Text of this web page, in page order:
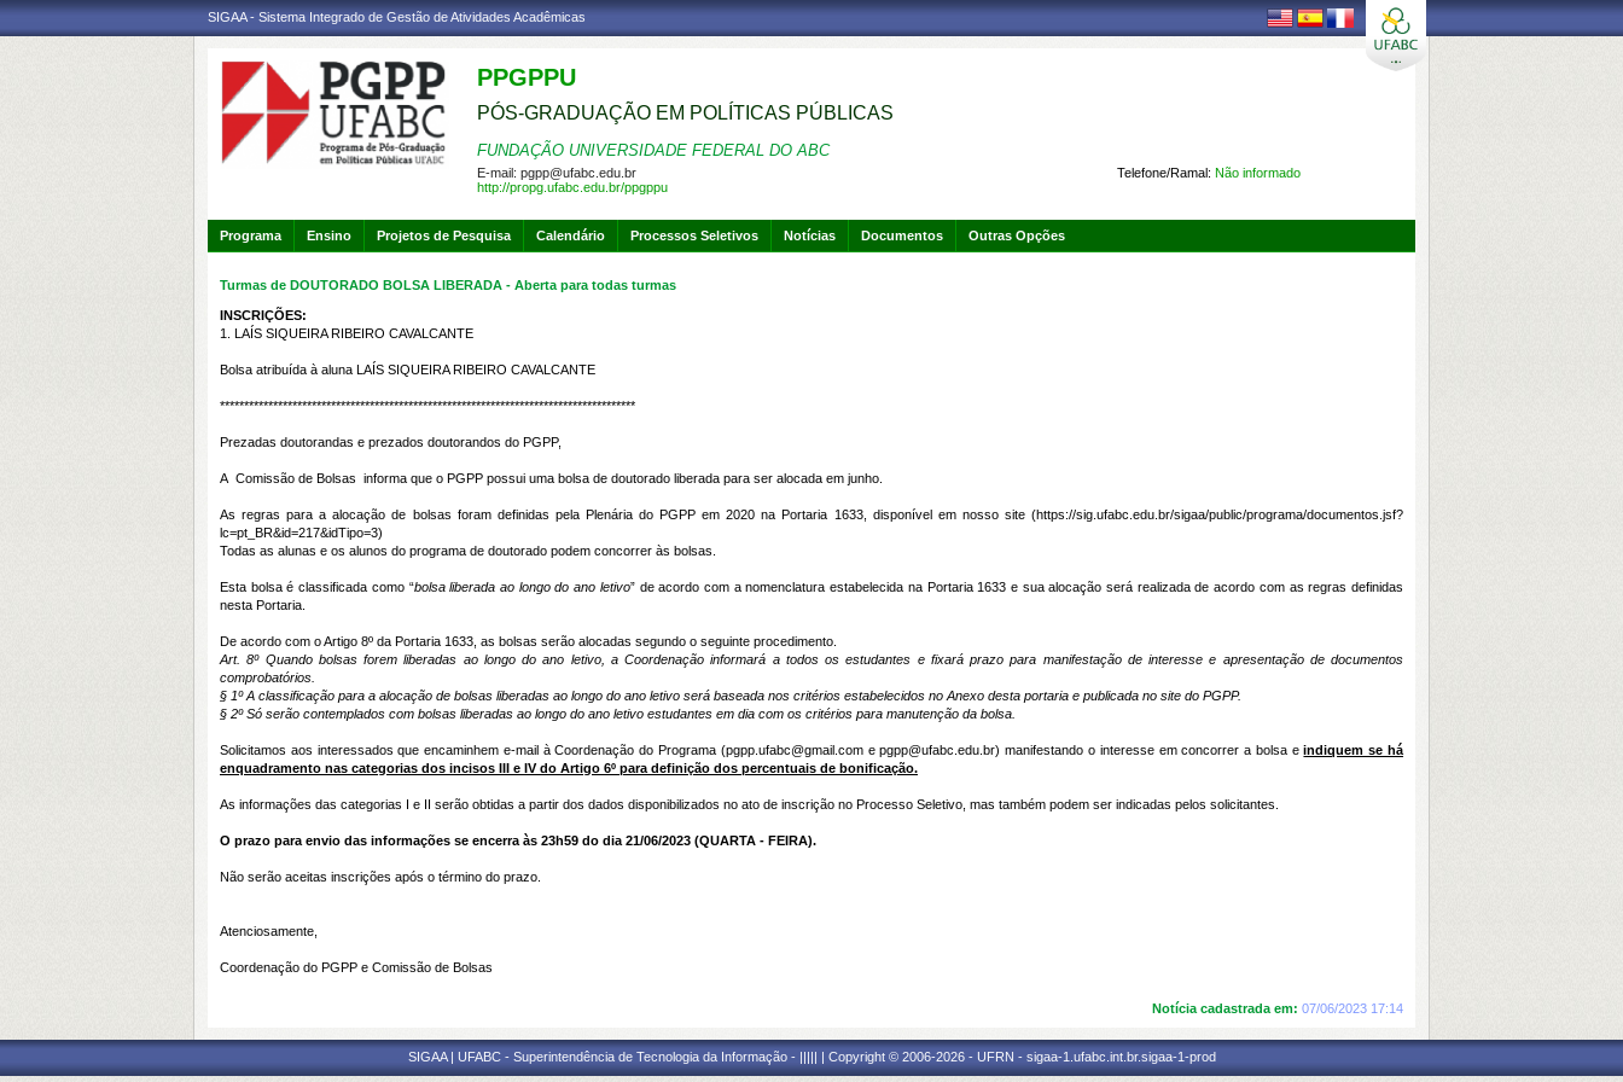
SIGAA - Sistema Integrado de Gestão de Atividades Acadêmicas
PPGPPU
PÓS-GRADUAÇÃO EM POLÍTICAS PÚBLICAS
FUNDAÇÃO UNIVERSIDADE FEDERAL DO ABC
Telefone/Ramal: Não informado
E-mail: pgpp@ufabc.edu.br
http://propg.ufabc.edu.br/ppgppu
Programa Ensino Projetos de Pesquisa Calendário Processos Seletivos Notícias Documentos Outras Opções
Turmas de DOUTORADO BOLSA LIBERADA - Aberta para todas turmas
INSCRIÇÕES:
1. LAÍS SIQUEIRA RIBEIRO CAVALCANTE
Bolsa atribuída à aluna LAÍS SIQUEIRA RIBEIRO CAVALCANTE
**************************************************************************************
Prezadas doutorandas e prezados doutorandos do PGPP,
A Comissão de Bolsas informa que o PGPP possui uma bolsa de doutorado liberada para ser alocada em junho.
As regras para a alocação de bolsas foram definidas pela Plenária do PGPP em 2020 na Portaria 1633, disponível em nosso site (https://sig.ufabc.edu.br/sigaa/public/programa/documentos.jsf?
lc=pt_BR&id=217&idTipo=3)
Todas as alunas e os alunos do programa de doutorado podem concorrer às bolsas.
Esta bolsa é classificada como “bolsa liberada ao longo do ano letivo” de acordo com a nomenclatura estabelecida na Portaria 1633 e sua alocação será realizada de acordo com as regras definidas
nesta Portaria.
De acordo com o Artigo 8º da Portaria 1633, as bolsas serão alocadas segundo o seguinte procedimento.
Art. 8º Quando bolsas forem liberadas ao longo do ano letivo, a Coordenação informará a todos os estudantes e fixará prazo para manifestação de interesse e apresentação de documentos
comprobatórios.
§ 1º A classificação para a alocação de bolsas liberadas ao longo do ano letivo será baseada nos critérios estabelecidos no Anexo desta portaria e publicada no site do PGPP.
§ 2º Só serão contemplados com bolsas liberadas ao longo do ano letivo estudantes em dia com os critérios para manutenção da bolsa.
Solicitamos aos interessados que encaminhem e-mail à Coordenação do Programa (pgpp.ufabc@gmail.comepgpp@ufabc.edu.br) manifestando o interesse em concorrer a bolsa eindiquem se há
enquadramento nas categorias dos incisos III e IV do Artigo 6º para definição dos percentuais de bonificação.
As informações das categorias I e II serão obtidas a partir dos dados disponibilizados no ato de inscrição no Processo Seletivo, mas também podem ser indicadas pelos solicitantes.
O prazo para envio das informações se encerra às 23h59 do dia 21/06/2023 (QUARTA - FEIRA).
Não serão aceitas inscrições após o término do prazo.
Atenciosamente,
Coordenação do PGPP e Comissão de Bolsas
Notícia cadastrada em: 07/06/2023 17:14
SIGAA | UFABC - Superintendência de Tecnologia da Informação - ||||| | Copyright © 2006-2026 - UFRN - sigaa-1.ufabc.int.br.sigaa-1-prod